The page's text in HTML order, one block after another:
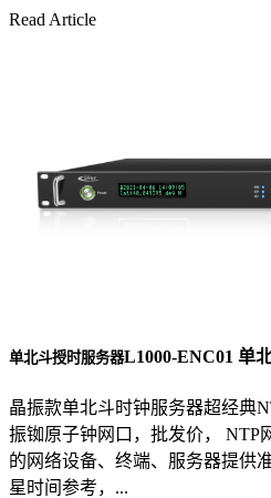
Read Article
单北斗授时服务器L1000-ENC01 单
晶振款单北斗时钟服务器超经典
振铷原子钟网口，批发价， NTP
的网络设备、终端、服务器提供
星时间参考，...